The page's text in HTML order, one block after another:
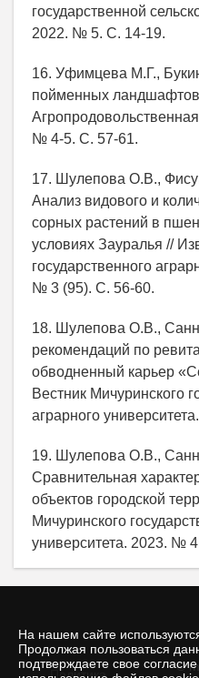
На нашем сайте
Продолжая пользоваться
подтверждаете свое
государственной
2022. № 5. С. 14-19.
16. Уфимцева М.Г.,
пойменных
№ 4-5. С. 57-61.
17. Шулепова О.В.,
Анализ видового и
сорных растений в
условиях Зауралья //
государственного
№ 3 (95). С. 56-60.
18. Шулепова О.В.,
рекомендаций по
обводненный карьер
Вестник Мичуринского
аграрного
19. Шулепова О.В.,
Сравнительная
объектов городской
Мичуринского
университета. 2023. №
©
Политика